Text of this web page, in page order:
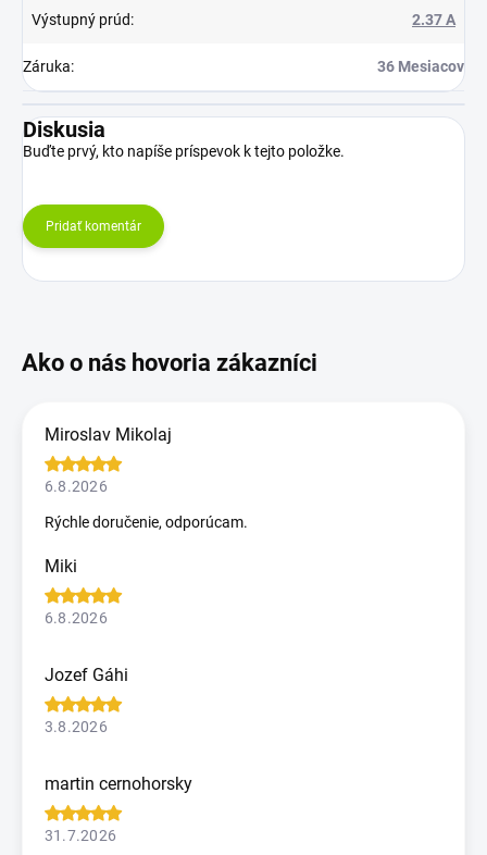
Výstupný prúd: 2.37 A
Záruka: 36 Mesiacov
Diskusia
Buďte prvý, kto napíše príspevok k tejto položke.
Pridať komentár
Miroslav Mikolaj
6.8.2026
Rýchle doručenie, odporúcam.
Miki
6.8.2026
Jozef Gáhi
3.8.2026
martin cernohorsky
31.7.2026